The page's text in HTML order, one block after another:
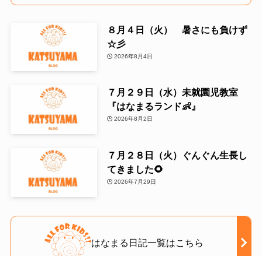
８月４日（火） 暑さにも負けず
☆彡
2026年8月4日
７月２９日（水）未就園児教室
『はなまるランド👶』
2026年8月2日
７月２８日（火）ぐんぐん生長し
てきました🌻
2026年7月29日
はなまる日記一覧はこちら